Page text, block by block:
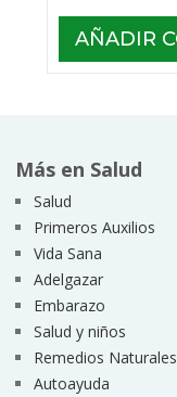
Más en Salud
Salud
Primeros Auxilios
Vida Sana
Adelgazar
Embarazo
Salud y niños
Remedios Naturales
Autoayuda